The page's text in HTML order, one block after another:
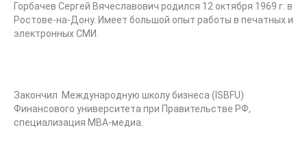
Горбачев Сергей Вячеславович родился 12 октября 1969 г. в
Ростове-на-Дону. Имеет большой опыт работы в печатных и
электронных СМИ.
Закончил Международную школу бизнеса (ISBFU)
Финансового университета при Правительстве РФ,
специализация МВА-медиа.